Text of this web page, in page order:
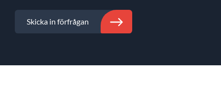
Skicka in förfrågan